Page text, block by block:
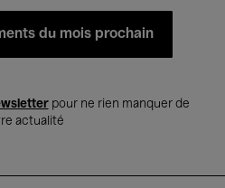
du mois prochain
pour ne rien manquer de
actualité